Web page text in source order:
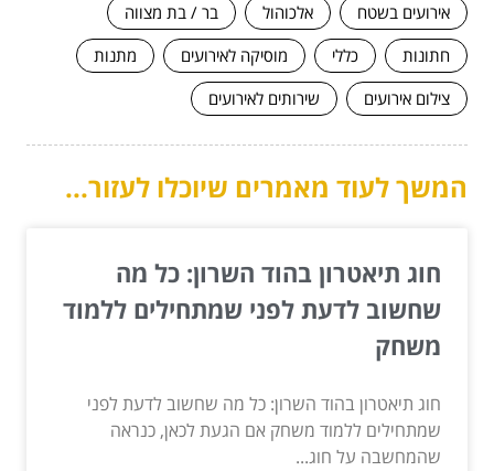
אירועים בשטח
אלכוהול
בר / בת מצווה
חתונות
כללי מוסיקה לאירועים
מתנות
צילום אירועים
שירותים לאירועים
המשך לעוד מאמרים שיוכלו לעזור...
חוג תיאטרון בהוד השרון: כל מה
שחשוב לדעת לפני שמתחילים ללמוד
משחק
חוג תיאטרון בהוד השרון: כל מה שחשוב לדעת לפני
שמתחילים ללמוד משחק אם הגעת לכאן, כנראה
שהמחשבה על חוג...